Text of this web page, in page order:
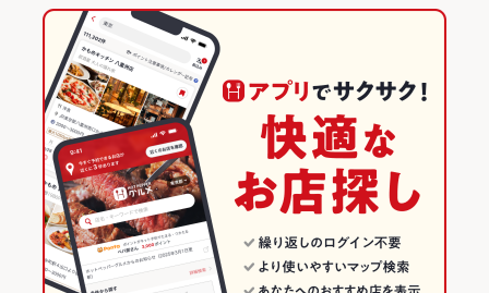
その他設備 －
その他
飲み放題 あり ：2時間2300円
食べ放題 なし
カクテル充実、焼酎充実、日本酒充実、ワイン充実
お子様連れ お子様連れ歓迎
大曲駅 × イタリアン
秋田 × イタリアン・フレンチ
秋田 × イタリアン
秋田のイタリアンランキング
横手・秋田県南部のグルメランキング
大曲のグルメランキング